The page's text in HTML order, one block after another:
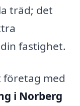
träd; det
fastighet.
företag med
i Norberg